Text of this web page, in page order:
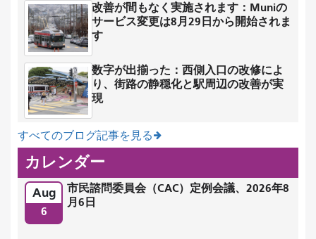
改善が間もなく実施されます：Muniの
サービス変更は8月29日から開始されま
す
数字が出揃った：西側入口の改修によ
り、街路の静穏化と駅周辺の改善が実
現
すべてのブログ記事を見る
カレンダー
Aug
6
市民諮問委員会（CAC）定例会議、2026年8
月6日